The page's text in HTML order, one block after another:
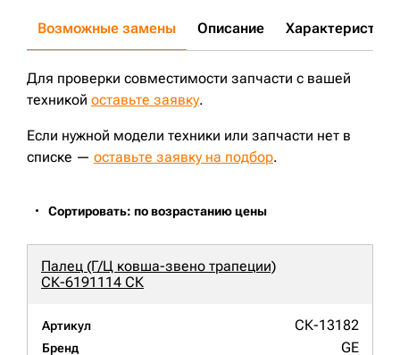
Возможные замены Описание Характеристики
Для проверки совместимости запчасти с вашей
техникой оставьте заявку.
Если нужной модели техники или запчасти нет в
списке — оставьте заявку на подбор.
Сортировать: по возрастанию цены
Палец (Г/Ц ковша-звено трапеции)
СК-6191114 СК
Артикул СК-13182
Бренд GE